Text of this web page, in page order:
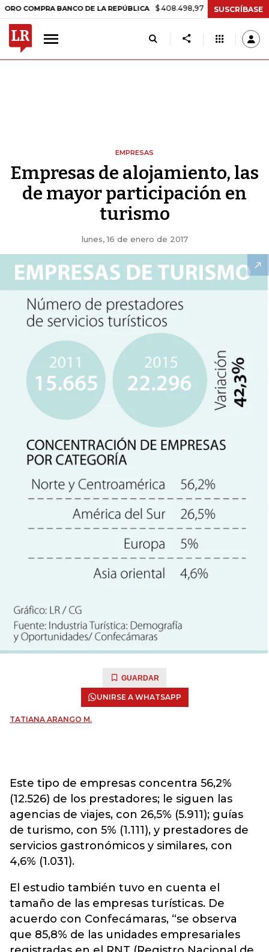
BANCO DE LA REPÚBLICA $ 408.498,97 +$ 8.753,81 +2,19%
SUSCRÍBASE
EMPRESAS
Empresas de alojamiento, las
de mayor participación en
turismo
lunes, 16 de enero de 2017
GUARDAR
UNIRSE A WHATSAPP
TATIANA ARANGO M.
Este tipo de empresas concentra 56,2%
(12.526) de los prestadores; le siguen las
agencias de viajes, con 26,5% (5.911); guías
de turismo, con 5% (1.111), y prestadores de
servicios gastronómicos y similares, con
4,6% (1.031).
El estudio también tuvo en cuenta el
tamaño de las empresas turísticas. De
acuerdo con Confecámaras, “se observa
que 85,8% de las unidades empresariales